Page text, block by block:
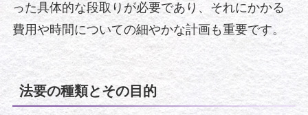
った具体的な段取りが必要であり、それにかかる
費用や時間についての細やかな計画も重要です。
法要の種類とその目的